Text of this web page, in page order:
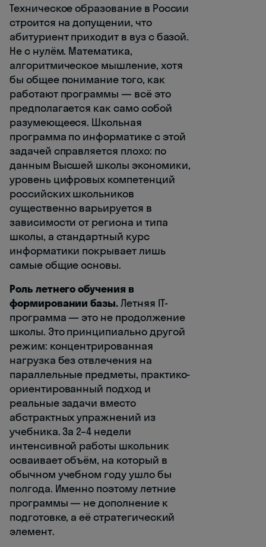
Техническое образование в России
строится на допущении, что
абитуриент приходит в вуз с базой.
Не с нулём. Математика,
алгоритмическое мышление, хотя
бы общее понимание того, как
работают программы — всё это
предполагается как само собой
разумеющееся. Школьная
программа по информатике с этой
задачей справляется плохо: по
данным Высшей школы экономики,
уровень цифровых компетенций
российских школьников
существенно варьируется в
зависимости от региона и типа
школы, а стандартный курс
информатики покрывает лишь
самые общие основы.
Роль летнего обучения в
формировании базы.Летняя IT-
программа — это не продолжение
школы. Это принципиально другой
режим: концентрированная
нагрузка без отвлечения на
параллельные предметы, практико-
ориентированный подход и
реальные задачи вместо
абстрактных упражнений из
учебника. За 2–4 недели
интенсивной работы школьник
осваивает объём, на который в
обычном учебном году ушло бы
полгода. Именно поэтому летние
программы — не дополнение к
подготовке, а её стратегический
элемент.